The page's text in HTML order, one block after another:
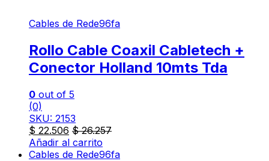
Cables de Rede96fa
Rollo Cable Coaxil Cabletech +
Conector Holland 10mts Tda
0 out of 5
(0)
SKU: 2153
$ 22.506 $26.257
Añadir al carrito
Cables de Rede96fa